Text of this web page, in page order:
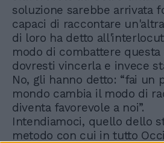
soluzione sarebbe arrivata
capaci di raccontare
di loro ha detto
modo di combattere
dovresti vincerla e invece
No, gli hanno detto: “fai un
mondo cambia il modo di
diventa favorevole a noi”.
Intendiamoci, quello dello
metodo con cui in tutto